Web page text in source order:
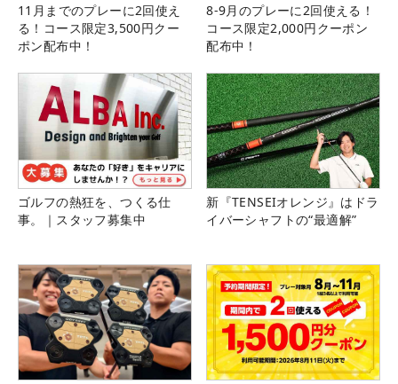
11月までのプレーに2回使え
る！コース限定3,500円クー
ポン配布中！
8-9月のプレーに2回使える！
コース限定2,000円クーポン
配布中！
ゴルフの熱狂を、つくる仕
事。｜スタッフ募集中
新『TENSEIオレンジ』はドラ
イバーシャフトの“最適解”